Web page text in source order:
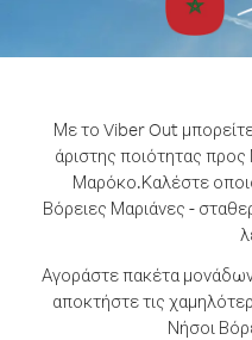
Με το Viber Out
άριστης ποιότητας
Μαρόκο.Καλέστε
Βόρειες Μαριάνες -
Αγοράστε πακέτα
αποκτήστε τις
Νήσοι